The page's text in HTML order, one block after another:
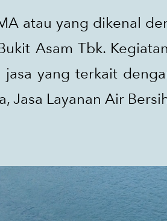
atau yang dikenal
Asam Tbk.
yang terkait
Jasa Layanan Air